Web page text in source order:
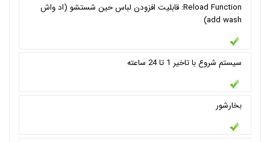
Reload Function: قابلیت افزودن لباس حین شستشو (اد واش
add wash)
سيستم شروع با تاخیر 1 تا 24 ساعته
بخارشور